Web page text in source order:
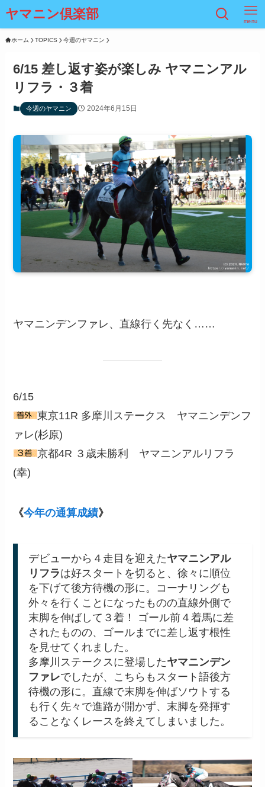
ヤマニン倶楽部 menu
ホーム TOPICS 今週のヤマニン
6/15 差し返す姿が楽しみ ヤマニンアル
リフラ・３着
今週のヤマニン 2024年6月15日
ヤマニンデンファレ、直線行く先なく……
6/15
東京11R 多摩川ステークス ヤマニンデンフ
ァレ(杉原)
京都4R ３歳未勝利 ヤマニンアルリフラ
(幸)
《今年の通算成績》
デビューから４走目を迎えたヤマニンアル
リフラは好スタートを切ると、徐々に順位
を下げて後方待機の形に。コーナリングも
外々を行くことになったものの直線外側で
末脚を伸ばして３着！ ゴール前４着馬に差
されたものの、ゴールまでに差し返す根性
を見せてくれました。
多摩川ステークスに登場したヤマニンデン
ファレでしたが、こちらもスタート語後方
待機の形に。直線で末脚を伸ばソウトする
も行く先々で進路が開かず、末脚を発揮す
ることなくレースを終えてしまいました。